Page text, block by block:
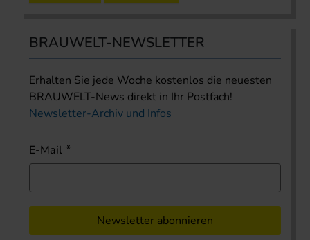
BRAUWELT-NEWSLETTER
Erhalten Sie jede Woche kostenlos die neuesten
BRAUWELT-News direkt in Ihr Postfach!
Newsletter-Archiv und Infos
E-Mail
Newsletter abonnieren